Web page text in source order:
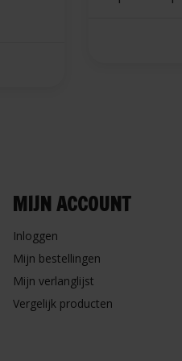
MIJN ACCOUNT
Inloggen
Mijn bestellingen
Mijn verlanglijst
Vergelijk producten